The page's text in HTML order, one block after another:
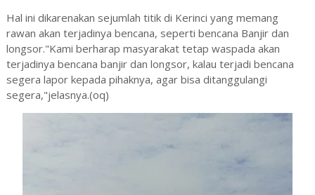
Hal ini dikarenakan sejumlah titik di Kerinci yang memang
rawan akan terjadinya bencana, seperti bencana Banjir dan
longsor."Kami berharap masyarakat tetap waspada akan
terjadinya bencana banjir dan longsor, kalau terjadi bencana
segera lapor kepada pihaknya, agar bisa ditanggulangi
segera,"jelasnya.(oq)